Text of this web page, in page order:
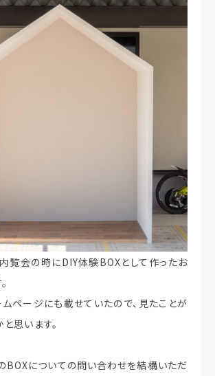
内覧会の時にDIY体験BOXとして作ったお
ページにも載せていたので、見たことが
思います。
BOXについての問い合わせを結構いただ